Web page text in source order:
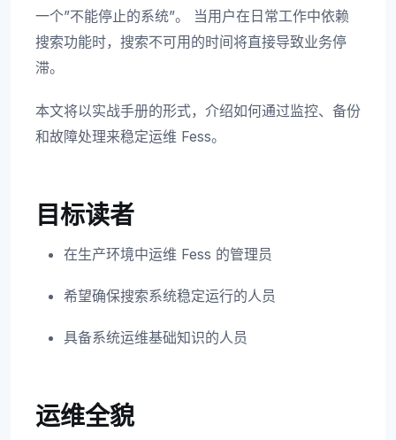
一个”不能停止的系统”。 当用户在日常工作中依赖
搜索功能时，搜索不可用的时间将直接导致业务停
滞。
本文将以实战手册的形式，介绍如何通过监控、备份
和故障处理来稳定运维 Fess。
目标读者
在生产环境中运维 Fess 的管理员
希望确保搜索系统稳定运行的人员
具备系统运维基础知识的人员
运维全貌